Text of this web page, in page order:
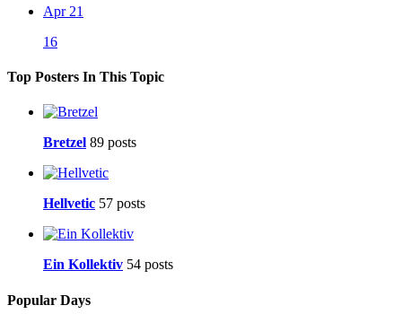
Apr 21
16
Top Posters In This Topic
Bretzel 89 posts
Hellvetic 57 posts
Ein Kollektiv 54 posts
Popular Days